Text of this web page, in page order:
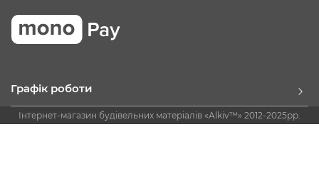
Графік роботи
Інтернет-магазин будівельних матеріалів «Alkiv™» 2012-2025рр.